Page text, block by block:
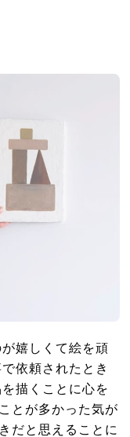
嬉しくて絵を頑
依頼されたとき
描くことに心を
とが多かった気が
だと思えることに